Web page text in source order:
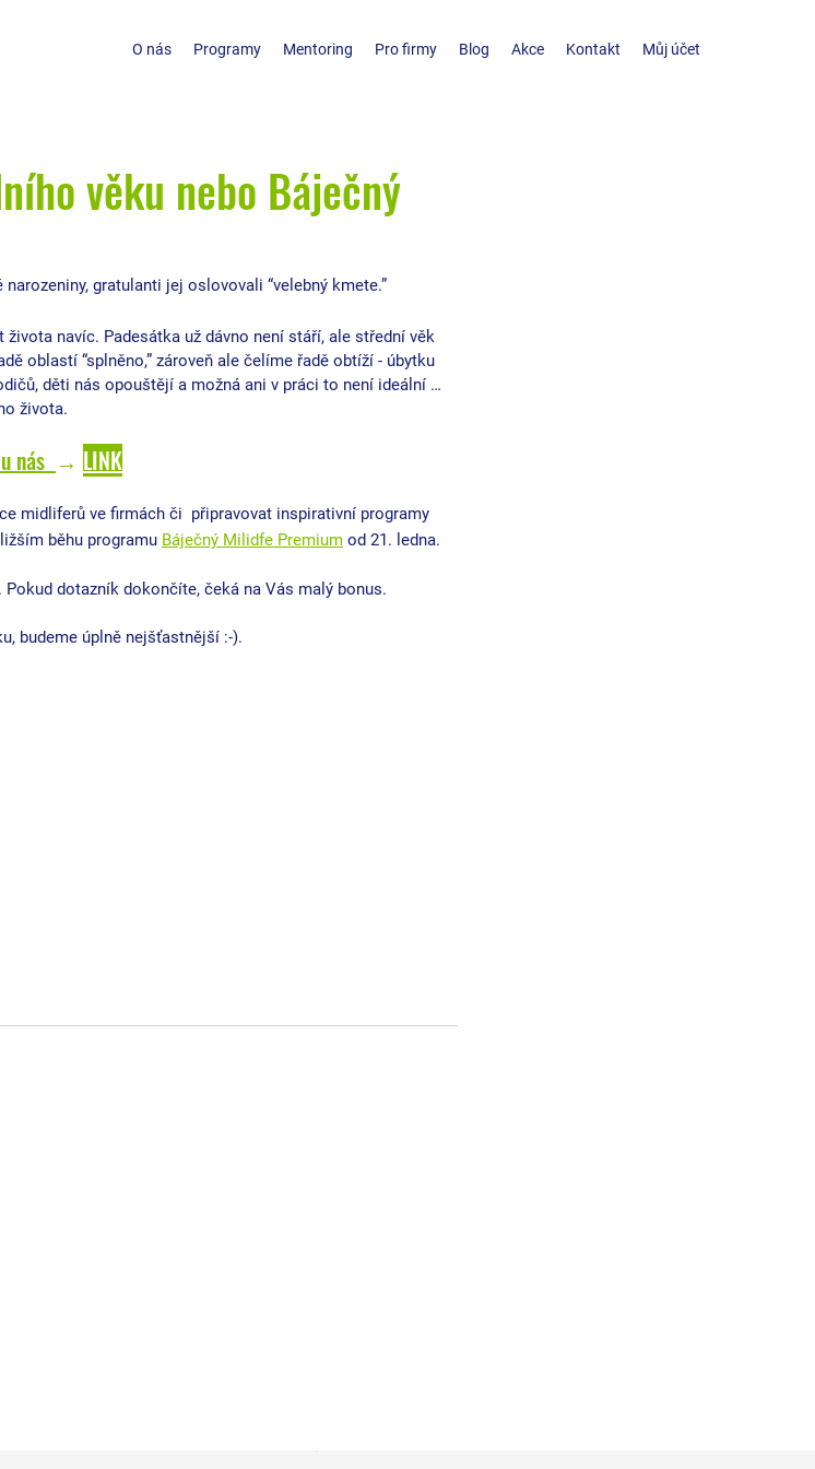
O nás Programy Mentoring Pro firmy Blog Akce Kontakt Můj účet
věku nebo Báječný
gratulanti jej oslovovali “velebný kmete.”
navíc. Padesátka už dávno není stáří, ale střední věk
oblastí “splněno,” zároveň ale čelíme řadě obtíží - úbytku
děti nás opouštějí a možná ani v práci to není ideální …
života.
nás → LINK
midliferů ve firmách či  připravovat inspirativní programy
běhu programu Báječný Milidfe Premium od 21. ledna.
dotazník dokončíte, čeká na Vás malý bonus.
budeme úplně nejšťastnější :-).